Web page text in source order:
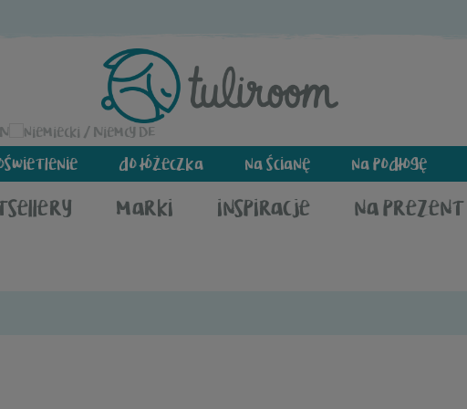
DE
do łóżeczka na ścianę na podłogę
marki inspiracje na prezent